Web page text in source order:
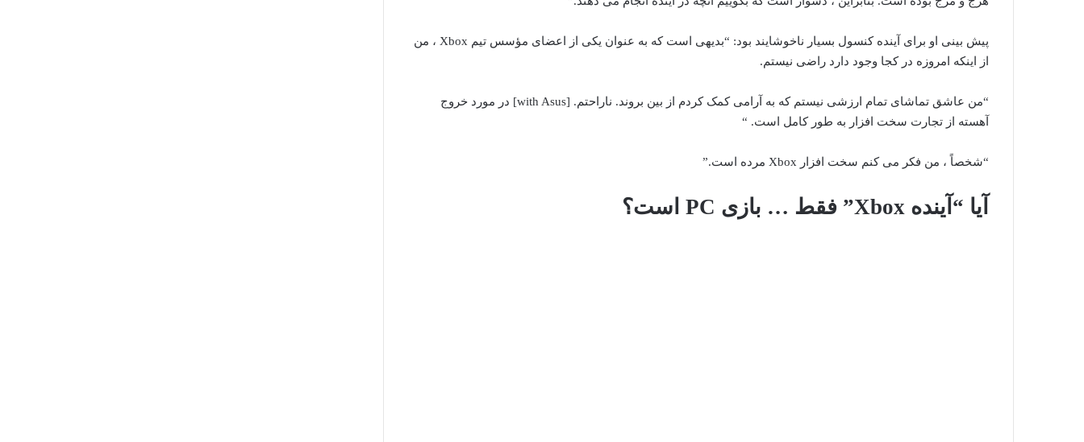
پیش بینی او برای آینده کنسول بسیار ناخوشایند بود: “بدیهی است که به عنوان یکی از اعضای مؤسس تیم Xbox ، من
از اینکه امروزه در کجا وجود دارد راضی نیستم.
“من عاشق تماشای تمام ارزشی نیستم که به آرامی کمک کردم از بین بروند. ناراحتم. [with Asus] در مورد خروج
آهسته از تجارت سخت افزار به طور کامل است. “
“شخصاً ، من فکر می کنم سخت افزار Xbox مرده است.”
آیا “آینده Xbox” فقط … بازی PC است؟